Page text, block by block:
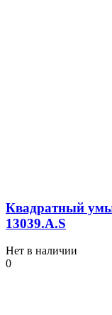
Квадратный
13039.A.S
Нет в наличии
0